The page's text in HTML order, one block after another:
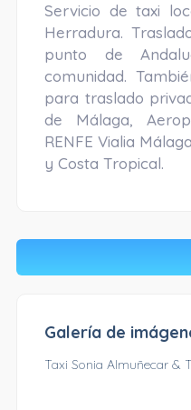
Servicio de taxi
Herradura.
punto de
comunidad.
para traslado
de Málaga,
RENFE Vialia
y Costa Tropical.
Galería de
Taxi Sonia Almuñecar &